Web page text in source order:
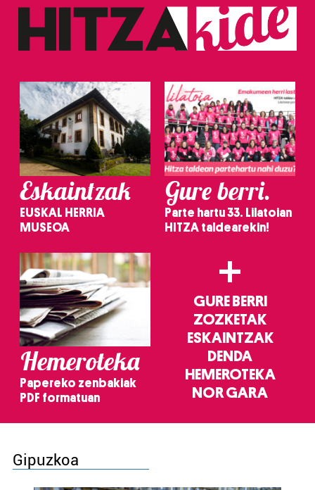
Eskaintzak
EUSKAL HERRIA
MUSEOA
Gure berri.
Parte hartu 33. Lilatoian
HITZA taldearekin!
Hemeroteka
Papereko zenbakiak
PDF formatuan
+
GURE BERRI
ZOZKETAK
ESKAINTZAK
DENDA
HEMEROTEKA
NOR GARA
Gipuzkoa